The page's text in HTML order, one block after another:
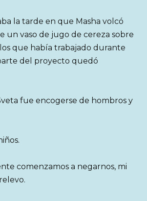
la tarde en que Masha volcó
un vaso de jugo de cereza sobre
que había trabajado durante
del proyecto quedó
fue encogerse de hombros y
comenzamos a negarnos, mi